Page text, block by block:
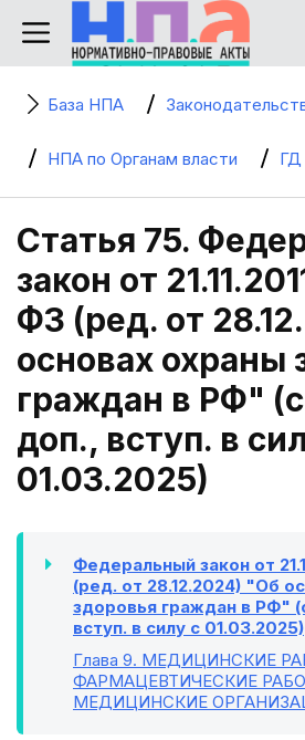
База НПА
НПА по Органам власти
Статья 75.
закон от
ФЗ (ред. от
основах охраны
граждан в РФ"
доп., вступ. в
01.03.2025)
Федеральный закон от
(ред. от 28.12.2024) "Об
здоровья граждан в РФ"
вступ. в силу с 01.03.2025)
Глава 9. МЕДИЦИНСКИЕ
ФАРМАЦЕВТИЧЕСКИЕ
МЕДИЦИНСКИЕ